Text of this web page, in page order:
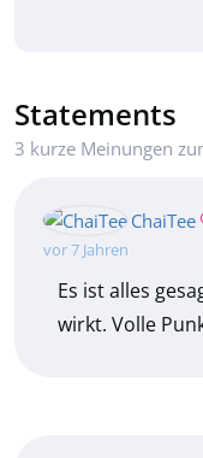
Statements
3 kurze Meinungen
ChaiTee
vor 7 Jahren
Es ist alles
wirkt. Volle